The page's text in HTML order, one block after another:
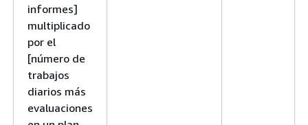
informes]
multiplicado
por el
[número de
trabajos
diarios más
evaluaciones